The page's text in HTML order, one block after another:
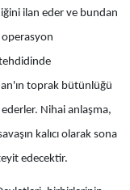
ilan eder ve bundan
operasyon
toprak bütünlüğü
Nihai anlaşma,
kalıcı olarak sona
edecektir.